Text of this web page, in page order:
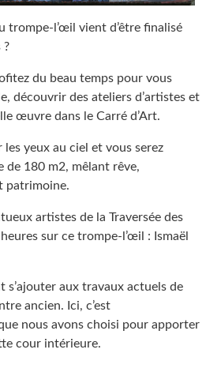
trompe-l’œil vient d’être finalisé
?
du beau temps pour vous
découvrir des ateliers d’artistes et
œuvre dans le Carré d’Art.
les yeux au ciel et vous serez
180 m2, mêlant rêve,
patrimoine.
artistes de la Traversée des
sur ce trompe-l’œil : Ismaël
s’ajouter aux travaux actuels de
ancien. Ici, c’est
que nous avons choisi pour apporter
cour intérieure.